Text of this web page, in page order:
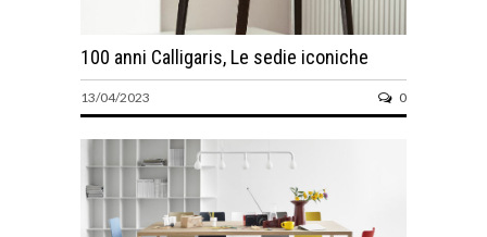
100 anni Calligaris, Le sedie iconiche
13/04/2023 0